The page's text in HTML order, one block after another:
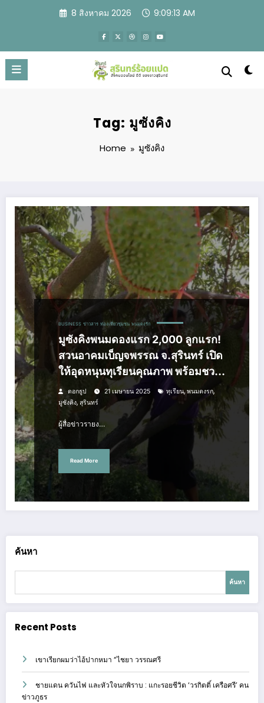
8 สิงหาคม 2026 9:09:14 AM
Tag: มูซังคิง
Home มูซังคิง
BUSINESS ข่าวสาร ท่องเที่ยวชุมชน พนมดงรัก
มูซังคิงพนมดองแรก 2,000 ลูกแรก!
สวนอาคมเบ็ญจพรรณ จ.สุรินทร์ เปิด
ให้อุดหนุนทุเรียนคุณภาพ พร้อมชวน
พิสูจน์รสชาติสู้ทั่วประเทศ
ดอกธูป 21 เมษายน 2025 ทุเรียน, พนมดงรก,
มูซังคิง, สุรินทร์
ผู้สื่อข่าวรายง…
Read More
ค้นหา
ค้นหา
Recent Posts
เขาเรียกผมว่าไอ้ปากหมา “ไชยา วรรณศรี
ชายแดน ควันไฟ และหัวใจนกพิราบ : แกะรอยชีวิต ‘วรกิตติ์ เครือศรี’ คน
ข่าวภูธร